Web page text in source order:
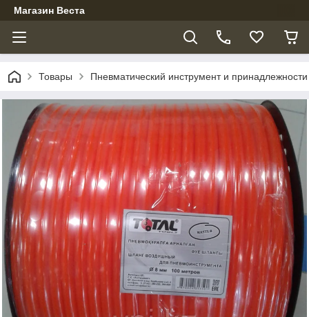
Магазин Веста
Товары Пневматический инструмент и принадлежности